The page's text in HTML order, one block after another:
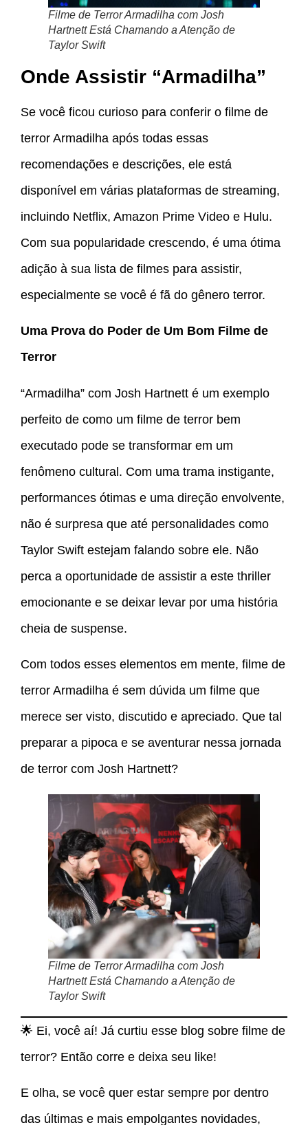
Filme de Terror Armadilha com Josh
Hartnett Está Chamando a Atenção de
Taylor Swift
Onde Assistir “Armadilha”
Se você ficou curioso para conferir o filme de
terror Armadilha após todas essas
recomendações e descrições, ele está
disponível em várias plataformas de streaming,
incluindo Netflix, Amazon Prime Video e Hulu.
Com sua popularidade crescendo, é uma ótima
adição à sua lista de filmes para assistir,
especialmente se você é fã do gênero terror.
Uma Prova do Poder de Um Bom Filme de
Terror
“Armadilha” com Josh Hartnett é um exemplo
perfeito de como um filme de terror bem
executado pode se transformar em um
fenômeno cultural. Com uma trama instigante,
performances ótimas e uma direção envolvente,
não é surpresa que até personalidades como
Taylor Swift estejam falando sobre ele. Não
perca a oportunidade de assistir a este thriller
emocionante e se deixar levar por uma história
cheia de suspense.
Com todos esses elementos em mente, filme de
terror Armadilha é sem dúvida um filme que
merece ser visto, discutido e apreciado. Que tal
preparar a pipoca e se aventurar nessa jornada
de terror com Josh Hartnett?
Filme de Terror Armadilha com Josh
Hartnett Está Chamando a Atenção de
Taylor Swift
🌟 Ei, você aí! Já curtiu esse blog sobre filme de
terror? Então corre e deixa seu like!
E olha, se você quer estar sempre por dentro
das últimas e mais empolgantes novidades,